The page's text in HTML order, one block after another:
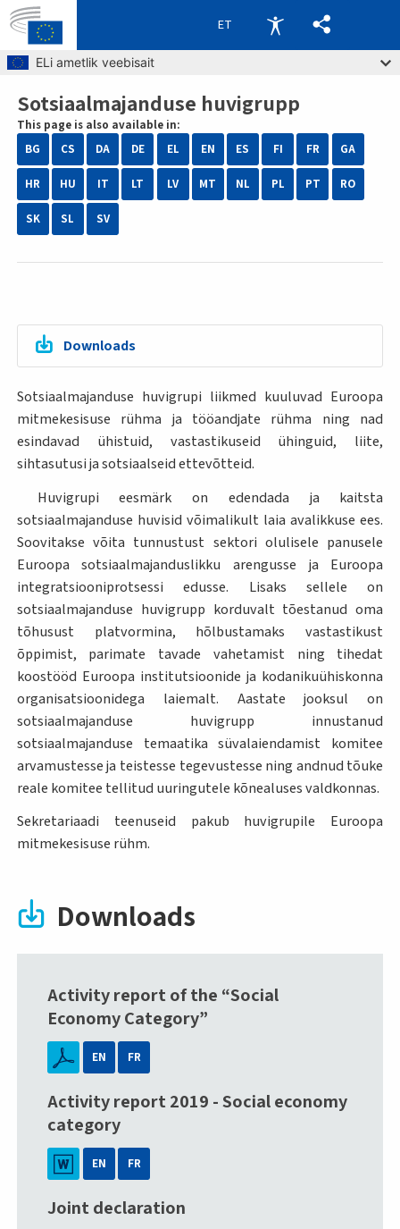
Skip to main content
ELi ametlik veebisait
ET
Breadcrumb
Sotsiaalmajanduse huvigrupp
This page is also available in:
BG
CS DA DE EL EN ES FI FR GA
HR HU IT LT LV MT NL PL PT RO
SK SL SV
Sotsiaalmajanduse huvigrupi liikmed kuuluvad Euroopa
mitmekesisuse rühma ja tööandjate rühma ning nad
esindavad ühistuid, vastastikuseid ühinguid, liite,
sihtasutusi ja sotsiaalseid ettevõtteid.
Huvigrupi eesmärk on edendada ja kaitsta
sotsiaalmajanduse huvisid võimalikult laia avalikkuse ees.
Soovitakse võita tunnustust sektori olulisele panusele
Euroopa sotsiaalmajanduslikku arengusse ja Euroopa
integratsiooniprotsessi edusse. Lisaks sellele on
sotsiaalmajanduse huvigrupp korduvalt tõestanud oma
tõhusust platvormina, hõlbustamaks vastastikust
õppimist, parimate tavade vahetamist ning tihedat
koostööd Euroopa institutsioonide ja kodanikuühiskonna
organisatsioonidega laiemalt. Aastate jooksul on
sotsiaalmajanduse huvigrupp innustanud
sotsiaalmajanduse temaatika süvalaiendamist komitee
arvamustesse ja teistesse tegevustesse ning andnud tõuke
reale komitee tellitud uuringutele kõnealuses valdkonnas.
Sekretariaadi teenuseid pakub huvigrupile Euroopa
mitmekesisuse rühm.
Downloads
Activity report of the “Social
Economy Category”
EN FR
Activity report 2019 - Social economy
category
EN FR
Joint declaration
Downloads